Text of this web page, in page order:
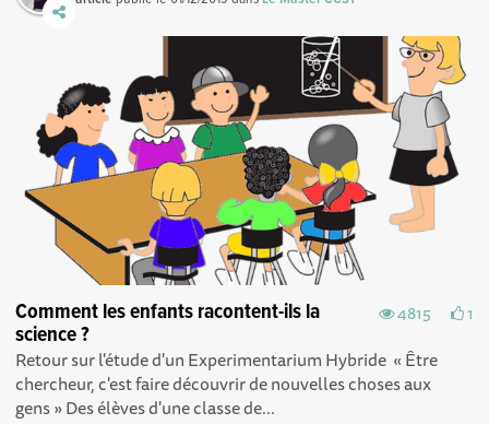
4815 1
Comment les enfants racontent-ils la
science ?
Retour sur l'étude d'un Experimentarium Hybride « Être
chercheur, c'est faire découvrir de nouvelles choses aux
gens » Des élèves d'une classe de...